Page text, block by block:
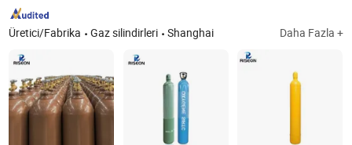
Üretici/Fabrika Gaz silindirleri Shanghai Daha Fazla +